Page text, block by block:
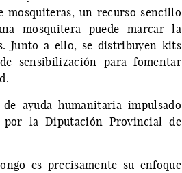
mosquiteras, un recurso sencillo
mosquitera puede marcar la
Junto a ello, se distribuyen kits
sensibilización para fomentar
ayuda humanitaria impulsado
la Diputación Provincial de
es precisamente su enfoque